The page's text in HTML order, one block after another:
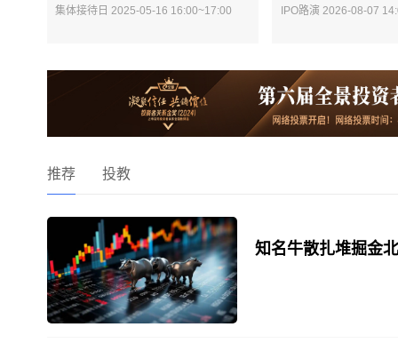
集体接待日 2025-05-16 16:00~17:00 IPO路演 2026-08-07
推荐 投教
知名牛散扎堆掘金